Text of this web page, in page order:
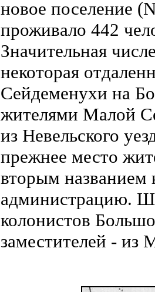
новое поселение
проживало 442
Значительная
некоторая
Сейдеменухи на
жителями Малой
из Невельского
прежнее место
вторым
администрацию.
колонистов
заместителей - из